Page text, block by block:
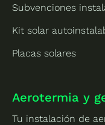
Subvenciones
Kit solar
Placas solares
Aerotermia y
Tu instalación de